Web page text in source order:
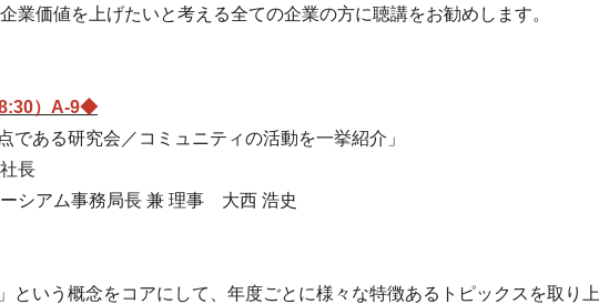
業価値を上げたいと考える全ての企業の方に聴講をお勧めします。
）A-9◆
である研究会／コミュニティの活動を一挙紹介」
長
シアム事務局長 兼 理事 大西 浩史
という概念をコアにして、年度ごとに様々な特徴あるトピックスを取り上